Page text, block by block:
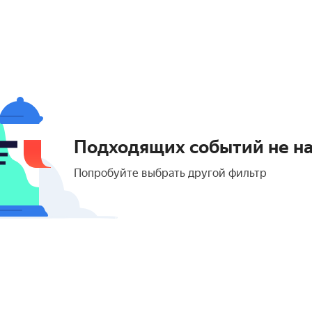
Подходящих событий не
Попробуйте выбрать другой фильтр